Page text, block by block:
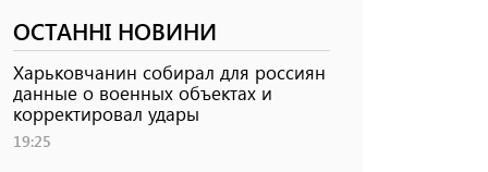
ОСТАННІ НОВИНИ
Харьковчанин собирал для россиян
данные о военных объектах и ​​
корректировал удары
19:25